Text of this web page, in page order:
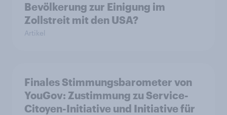
Bevölkerung zur Einigung im
Zollstreit mit den USA?
Artikel
Finales Stimmungsbarometer von
YouGov: Zustimmung zu Service-
Citoyen-Initiative und Initiative für